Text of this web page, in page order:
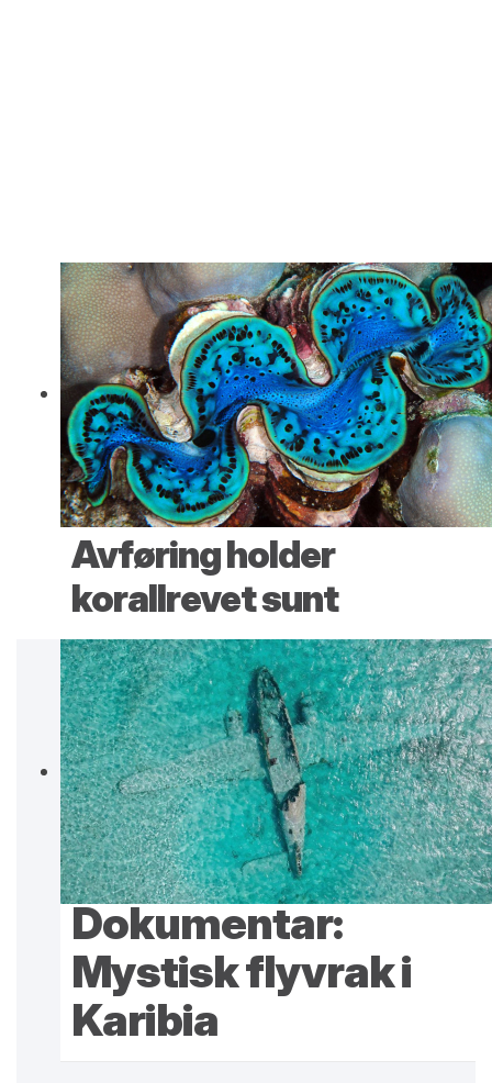
Avføring holder
korallrevet sunt
Dokumentar:
Mystisk flyvrak i
Karibia